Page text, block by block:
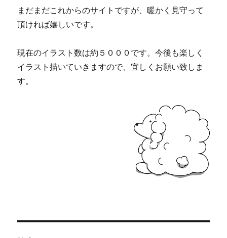
まだまだこれからのサイトですが、暖かく見守って
頂ければ嬉しいです。
現在のイラスト数は約５０００です。今後も楽しく
イラスト描いていきますので、宜しくお願い致しま
す。